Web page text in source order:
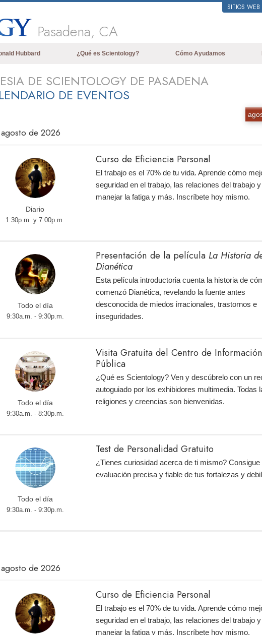
SITIOS WEB
Pasadena, CA
Hubbard ¿Qué es Scientology?
Credos y Códigos de Scientology
Una Introducción a Dianética
Cómo Ayudamos
La
DE SCIENTOLOGY DE PASADENA
DE EVENTOS
de 2026
Diario
1:30p.m. y 7:00p.m.
Curso de Eficiencia Personal
El trabajo es el 70% de tu vida. Aprende cómo
seguridad en el trabajo, las relaciones del trabajo
manejar la fatiga y más. Inscríbete hoy mismo.
Todo el día
9:30a.m. - 9:30p.m.
Presentación de la película La Historia
Dianética
Esta película introductoria cuenta la historia de
comenzó Dianética, revelando la fuente antes
desconocida de miedos irracionales, trastornos e
inseguridades.
Todo el día
9:30a.m. - 8:30p.m.
Visita Gratuita del Centro de Información
Pública
¿Qué es Scientology? Ven y descúbrelo con un
autoguiado por los exhibidores multimedia. Todas
religiones y creencias son bienvenidas.
Todo el día
9:30a.m. - 9:30p.m.
Test de Personalidad Gratuito
¿Tienes curiosidad acerca de ti mismo? Consigue
evaluación precisa y fiable de tus fortalezas y
de 2026
Curso de Eficiencia Personal
El trabajo es el 70% de tu vida. Aprende cómo
seguridad en el trabajo, las relaciones del trabajo
manejar la fatiga y más. Inscríbete hoy mismo.